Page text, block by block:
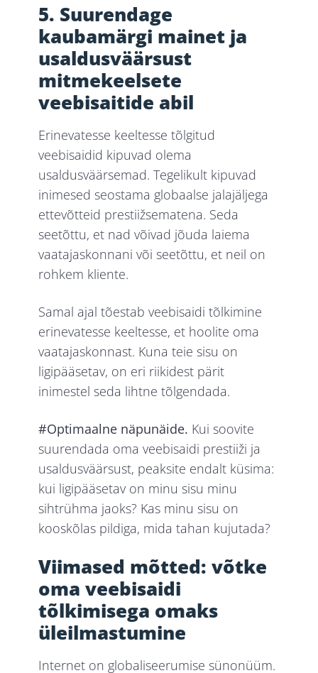
5. Suurendage
kaubamärgi mainet ja
usaldusväärsust
mitmekeelsete
veebisaitide abil
Erinevatesse keeltesse tõlgitud
veebisaidid kipuvad olema
usaldusväärsemad. Tegelikult kipuvad
inimesed seostama globaalse jalajäljega
ettevõtteid prestiižsematena. Seda
seetõttu, et nad võivad jõuda laiema
vaatajaskonnani või seetõttu, et neil on
rohkem kliente.
Samal ajal tõestab veebisaidi tõlkimine
erinevatesse keeltesse, et hoolite oma
vaatajaskonnast. Kuna teie sisu on
ligipääsetav, on eri riikidest pärit
inimestel seda lihtne tõlgendada.
#Optimaalne näpunäide. Kui soovite
suurendada oma veebisaidi prestiiži ja
usaldusväärsust, peaksite endalt küsima:
kui ligipääsetav on minu sisu minu
sihtrühma jaoks? Kas minu sisu on
kooskõlas pildiga, mida tahan kujutada?
Viimased mõtted: võtke
oma veebisaidi
tõlkimisega omaks
üleilmastumine
Internet on globaliseerumise sünonüüm.